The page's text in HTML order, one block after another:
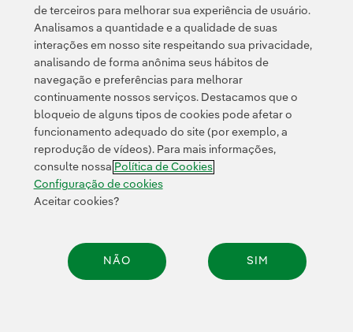
Contato Clientes Política de Privacidade Informação legal
Transparência no uso da IA Política de cookies Configuração de cookies
Acessibilidade Canal de denúncias
© 2026 Iberdrola, S.A. Todos os direitos reservados.
de terceiros para melhorar sua experiência de usuário.
Analisamos a quantidade e a qualidade de suas
interações em nosso site respeitando sua privacidade,
analisando de forma anônima seus hábitos de
navegação e preferências para melhorar
continuamente nossos serviços. Destacamos que o
bloqueio de alguns tipos de cookies pode afetar o
funcionamento adequado do site (por exemplo, a
reprodução de vídeos). Para mais informações,
consulte nossa Política de Cookies
Configuração de cookies
Aceitar cookies?
NÃO SIM